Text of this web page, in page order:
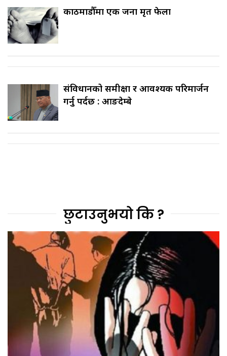
काठमाडौँमा एक जना मृत फेला
संविधानको समीक्षा र आवश्यक परिमार्जन
गर्नु पर्दछ : आङदेम्बे
छुटाउनुभयो कि ?